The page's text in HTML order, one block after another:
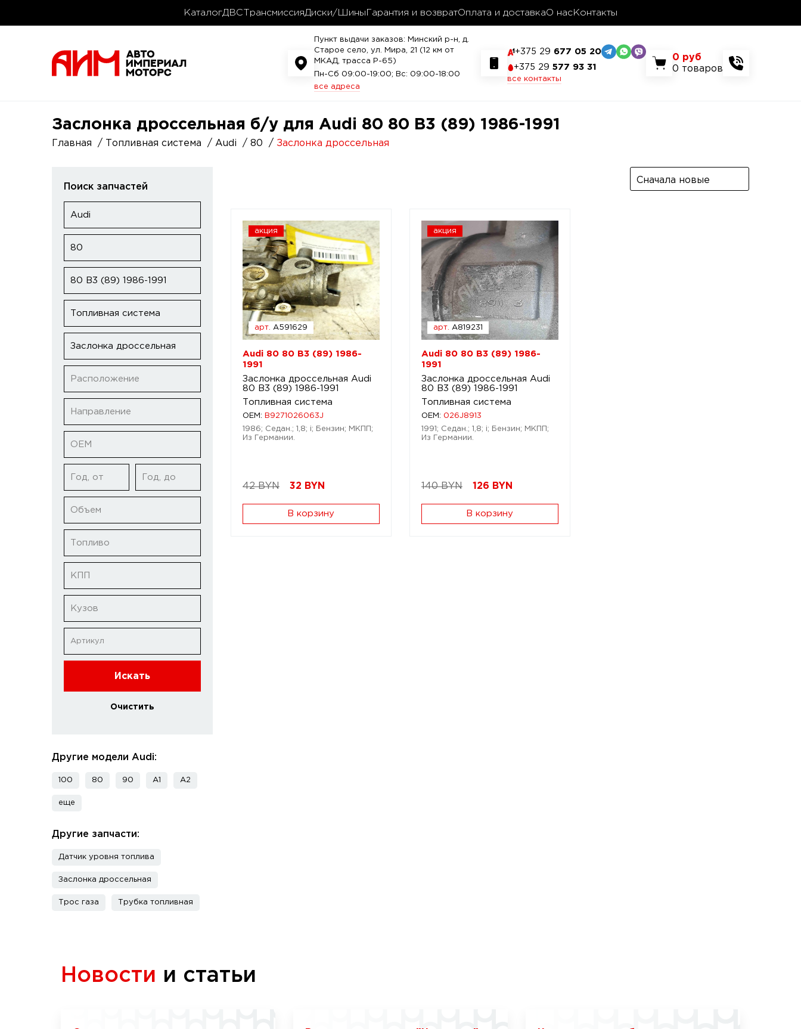
КаталогДВС ТрансмиссияДиски/Шины Гарантия и возвратОплата и доставкаО нас Контакты
Пункт выдачи заказов: Минский р-н, д.
Старое село, ул. Мира, 21 (12 км от
МКАД, трасса P-65)
Пн-Сб 09:00-19:00; Вс: 09:00-18:00
все адреса
+375 29 677 05 20
+375 29 577 93 31
все контакты
0 руб
0 товаров
Заслонка дроссельная б/у для Audi 80 80 B3 (89) 1986-1991
Главная Топливная система Audi 80 Заслонка дроссельная
Поиск запчастей
Audi
80
80 B3 (89) 1986-1991
Топливная система
Заслонка дроссельная
Расположение
Направление
ОЕМ
Год, от Год, до
Объем
Топливо
КПП
Кузов
Искать
Очистить
Другие модели Audi:
100 80 90 A1 A2
еще
Другие запчасти:
Датчик уровня топлива
Заслонка дроссельная
Трос газа Трубка топливная
Сначала новые
акция
арт. A591629
Audi 80 80 B3 (89) 1986-
1991
Заслонка дроссельная Audi
80 B3 (89) 1986-1991
Топливная система
OEM:
B9271026063J
1986; Седан.; 1,8; i; Бензин; МКПП;
Из Германии.
42 BYN 32 BYN
В корзину
акция
арт. A819231
Audi 80 80 B3 (89) 1986-
1991
Заслонка дроссельная Audi
80 B3 (89) 1986-1991
Топливная система
OEM: 026J8913
1991; Седан.; 1,8; i; Бензин; МКПП;
Из Германии.
140 BYN 126 BYN
В корзину
Новости и статьи